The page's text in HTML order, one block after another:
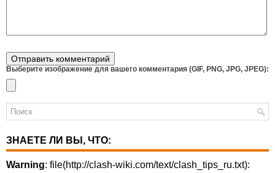
Выберите изображение для вашего комментария (GIF, PNG, JPG, JPEG):
ЗНАЕТЕ ЛИ ВЫ, ЧТО:
Warning: file(http://clash-wiki.com/text/clash_tips_ru.txt):